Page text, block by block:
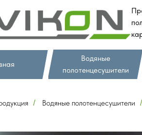
Водяные
полотенцесушители
/ Водяные полотенцесушители /